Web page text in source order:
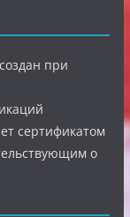
при
сертификатом
о